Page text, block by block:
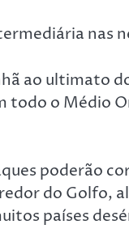
nas
ao ultimato
o Médio
poderão
do Golfo,
países